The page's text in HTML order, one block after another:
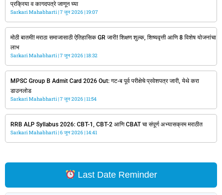
प्रक्रिया व कागदपत्रे जाणून घ्या
Sarkari Mahabharti 7 जून 2026 19:07
मोठी बातमी! मराठा समाजासाठी ऐतिहासिक GR जारी! शिक्षण शुल्क, शिष्यवृत्ती आणि 8 विशेष योजनांचा
लाभ
Sarkari Mahabharti 7 जून 2026 18:32
MPSC Group B Admit Card 2026 Out: गट-ब पूर्व परीक्षेचे प्रवेशपत्र जारी, येथे करा
डाउनलोड
Sarkari Mahabharti 7 जून 2026 11:54
RRB ALP Syllabus 2026: CBT-1, CBT-2 आणि CBAT चा संपूर्ण अभ्यासक्रम मराठीत
Sarkari Mahabharti 6 जून 2026 14:41
Last Date Reminder